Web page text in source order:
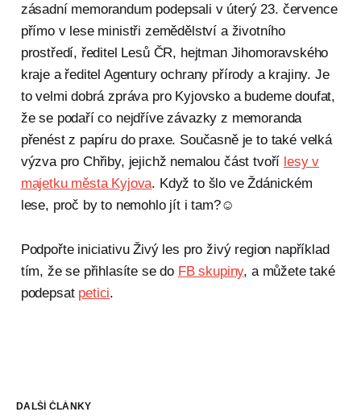
zásadní memorandum podepsali v úterý 23. července
přímo v lese ministři zemědělství a životního
prostředí, ředitel Lesů ČR, hejtman Jihomoravského
kraje a ředitel Agentury ochrany přírody a krajiny. Je
to velmi dobrá zpráva pro Kyjovsko a budeme doufat,
že se podaří co nejdříve závazky z memoranda
přenést z papíru do praxe. Současně je to také velká
výzva pro Chřiby, jejichž nemalou část tvoří lesy v
majetku města Kyjova. Když to šlo ve Ždánickém
lese, proč by to nemohlo jít i tam?☺
Podpořte iniciativu Živý les pro živý region například
tím, že se přihlasíte se do FB skupiny, a můžete také
podepsat petici.
DALŠÍ ČLÁNKY